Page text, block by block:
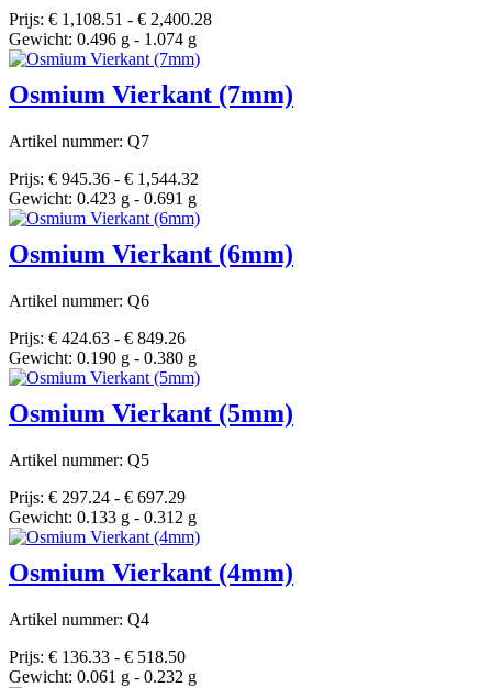
Prijs: € 1,108.51 - € 2,400.28
Gewicht: 0.496 g - 1.074 g
Osmium Vierkant (7mm)
Artikel nummer: Q7
Prijs: € 945.36 - € 1,544.32
Gewicht: 0.423 g - 0.691 g
Osmium Vierkant (6mm)
Artikel nummer: Q6
Prijs: € 424.63 - € 849.26
Gewicht: 0.190 g - 0.380 g
Osmium Vierkant (5mm)
Artikel nummer: Q5
Prijs: € 297.24 - € 697.29
Gewicht: 0.133 g - 0.312 g
Osmium Vierkant (4mm)
Artikel nummer: Q4
Prijs: € 136.33 - € 518.50
Gewicht: 0.061 g - 0.232 g